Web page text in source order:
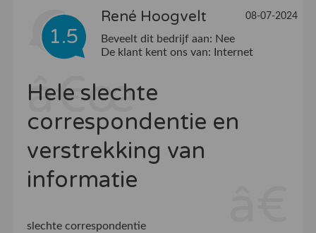
1.5
René Hoogvelt 08-07-2024
Beveelt dit bedrijf aan: Nee
De klant kent ons van:
Internet
Hele slechte
correspondentie en
verstrekking van
informatie
slechte correspondentie